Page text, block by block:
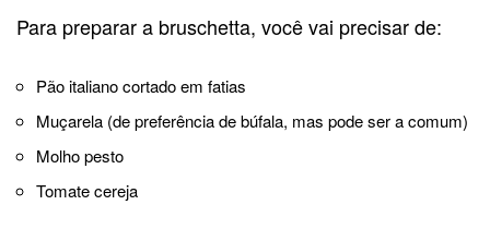
Para preparar a bruschetta, você vai precisar de:
Pão italiano cortado em fatias
Muçarela (de preferência de búfala, mas pode ser a comum)
Molho pesto
Tomate cereja